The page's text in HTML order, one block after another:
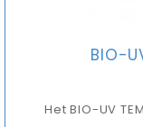
BIO-
Het BIO-UV